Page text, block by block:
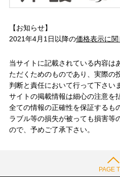
【お知らせ】
2021年4月1日以降の価格表示に関
当サイトに記載されている内容は
ただくためのものであり、実際の
判断と責任において行って下さい
サイトの掲載情報は細心の注意を
全ての情報の正確性を保証するも
ラブル等の損失が被っても損害等
ので、予めご了承下さい。
PAGE